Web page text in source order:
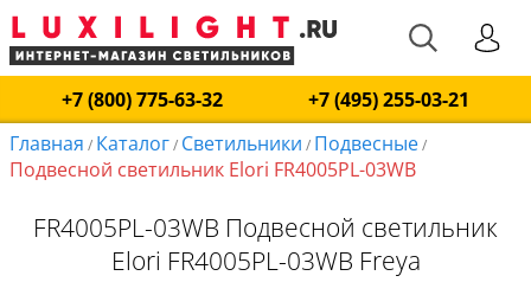
+7 (800) 775-63-32
+7 (495) 255-03-21
Главная / Каталог/ Светильники / Подвесные/
Подвесной светильник Elori FR4005PL-03WB
FR4005PL-03WB Подвесной светильник
Elori FR4005PL-03WB Freya